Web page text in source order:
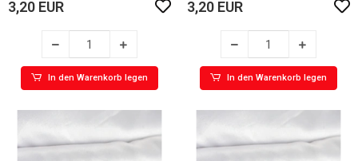
3,20 EUR
In den Warenkorb legen
3,20 EUR
In den Warenkorb legen